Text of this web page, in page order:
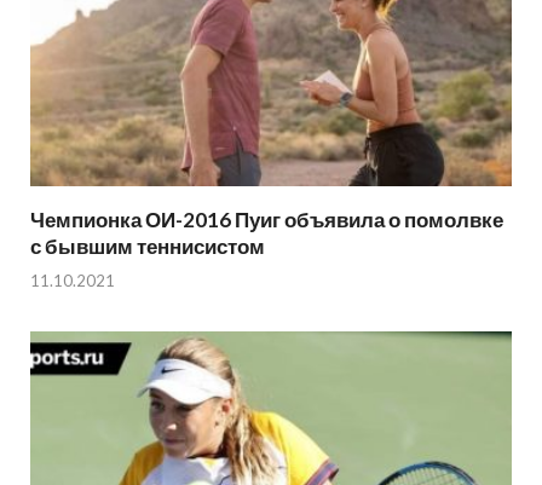
Чемпионка ОИ-2016 Пуиг объявила о помолвке
с бывшим теннисистом
11.10.2021